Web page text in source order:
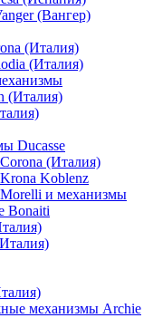
(Вангер)
(Италия)
(Италия)
(Италия)
Ducasse
(Италия)
Koblenz
и механизмы
Bonaiti
механизмы Archie